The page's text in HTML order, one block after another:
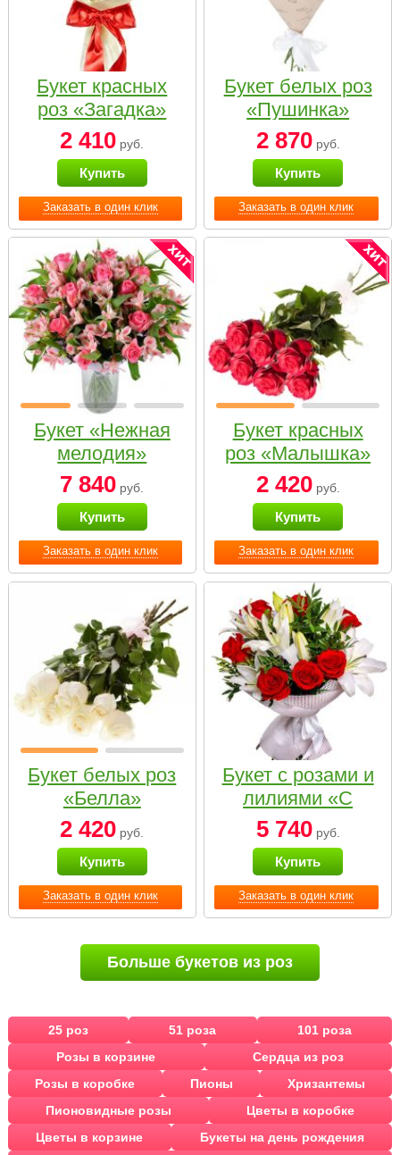
Заказать в один клик
Букет красных
роз «Загадка»
2 410 руб.
Купить
Заказать в один клик
Букет белых роз
«Пушинка»
2 870руб.
Купить
Заказать в один клик
Букет «Нежная
мелодия»
7 840 руб.
Купить
Заказать в один клик
Букет красных
роз «Малышка»
2 420руб.
Купить
Заказать в один клик
Букет белых роз
«Белла»
2 420 руб.
Купить
Заказать в один клик
Букет с розами и
лилиями «С
наилучшими
пожеланиями»
5 740руб.
Купить
Больше букетов из роз
25 роз 51 роза
101 роза
Розы в корзине
Сердца из роз
Розы в коробке
Пионы
Хризантемы
Пионовидные розы
Цветы в коробке
Цветы в корзине
Букеты на день рождения